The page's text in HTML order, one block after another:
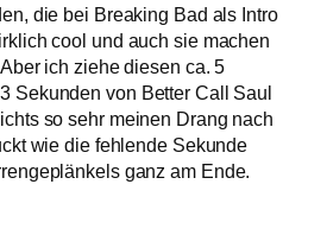
die bei Breaking Bad als Intro
cool und auch sie machen
ich ziehe diesen ca. 5
Sekunden von Better Call Saul
so sehr meinen Drang nach
wie die fehlende Sekunde
ganz am Ende.